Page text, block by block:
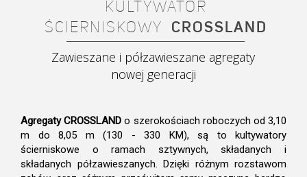
KULTYWATOR
ŚCIERNISKOWY
CROSSLAND
Zawieszane i półzawieszane agregaty
nowej generacji
Agregaty CROSSLAND o szerokościach roboczych od 3,10
m do 8,05 m (130 - 330 KM), są to kultywatory
ścierniskowe o ramach sztywnych, składanych i
składanych półzawieszanych. Dzięki różnym rozstawom